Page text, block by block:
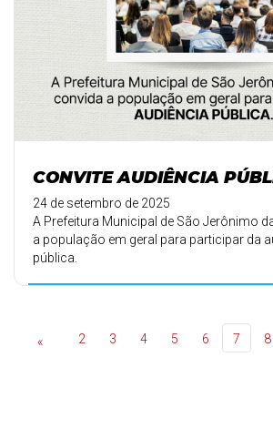
CONVITE AUDIÊNCIA
24 de setembro de 2025
A Prefeitura Municipal de São Jerônimo
a população em geral para participar da
pública.
« 2 3 4 5 6 7 8